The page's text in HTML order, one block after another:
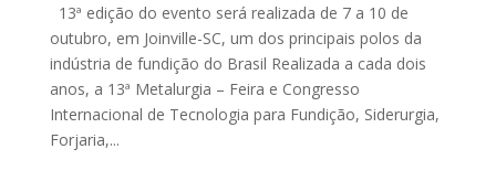
13ª edição do evento será realizada de 7 a 10 de
outubro, em Joinville-SC, um dos principais polos da
indústria de fundição do Brasil Realizada a cada dois
anos, a 13ª Metalurgia – Feira e Congresso
Internacional de Tecnologia para Fundição, Siderurgia,
Forjaria,...